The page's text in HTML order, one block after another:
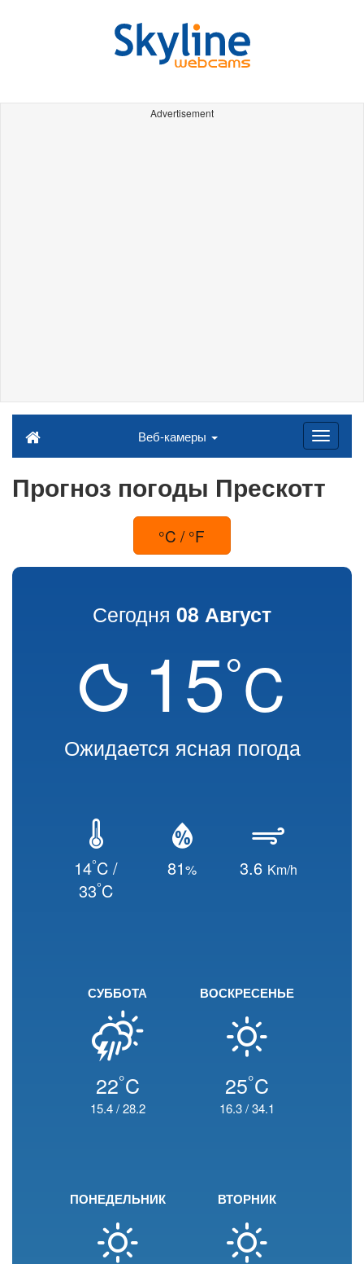
Advertisement
Веб-камеры
Прогноз погоды Прескотт
°C / °F
Сегодня 08 Август
15°C
Ожидается ясная погода
14°C /
33°C
81% 3.6 Km/h
СУББОТА
22°C
15.4/28.2
ВОСКРЕСЕНЬЕ
25°C
16.3/34.1
ПОНЕДЕЛЬНИК ВТОРНИК